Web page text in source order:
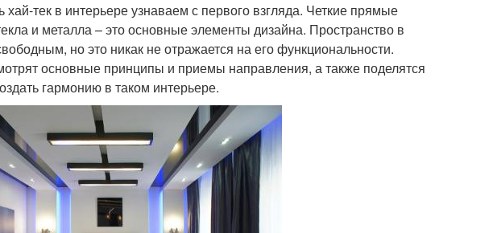
тек в интерьере узнаваем с первого взгляда. Четкие прямые
и металла – это основные элементы дизайна. Пространство в
но это никак не отражается на его функциональности.
основные принципы и приемы направления, а также поделятся
гармонию в таком интерьере.